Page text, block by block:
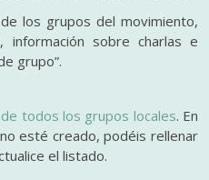
los grupos del movimiento,
información sobre charlas e
grupo”.
todos los grupos locales. En
esté creado, podéis rellenar
el listado.